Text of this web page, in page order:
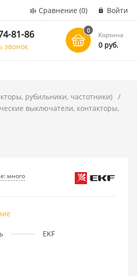
Сравнение (0) Войти
81-86
звонок
0
Корзина
0 руб.
рубильники, частотники)
выключатели, контакторы,
много
EKF